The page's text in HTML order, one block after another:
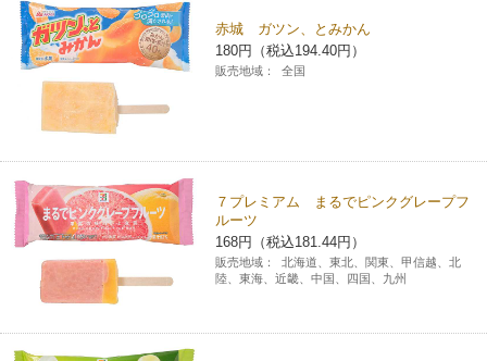
赤城 ガツン、とみかん
180円（税込194.40円）
販売地域： 全国
７プレミアム まるでピンクグレープフ
ルーツ
168円（税込181.44円）
販売地域：
北海道、東北、関東、甲信越、北
陸、東海、近畿、中国、四国、九州